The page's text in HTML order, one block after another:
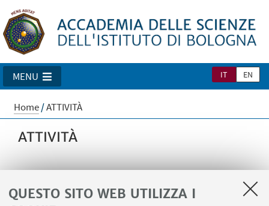
QUESTO SITO WEB UTILIZZA I
IT EN
MENU
Home/ATTIVITÀ
ATTIVITÀ